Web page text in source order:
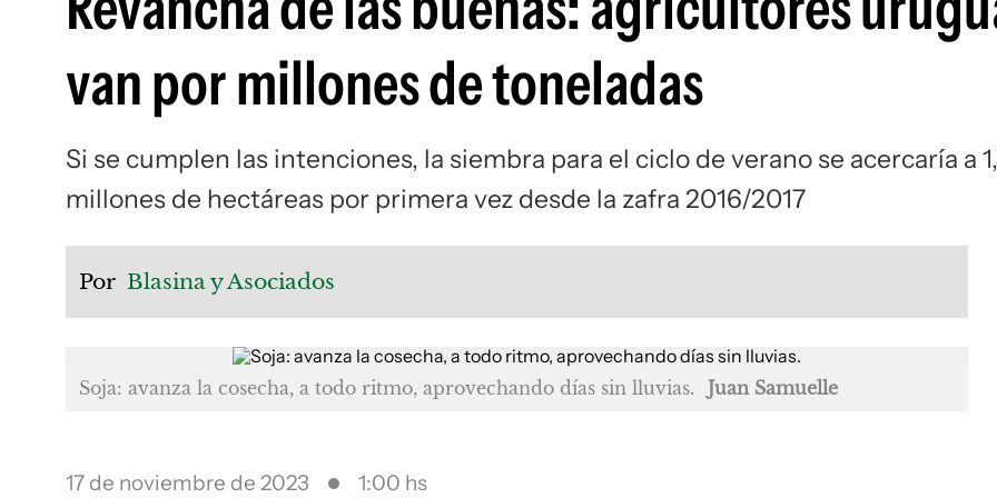
van por millones de toneladas
Si se cumplen las intenciones, la siembra para el ciclo de verano se acercaría a
millones de hectáreas por primera vez desde la zafra 2016/2017
Por Blasina y Asociados
Soja: avanza la cosecha, a todo ritmo, aprovechando días sin lluvias. Juan Samuelle
17 de noviembre de 2023
1:00 hs